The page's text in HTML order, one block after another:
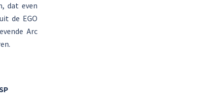
dat even
de EGO
Arc